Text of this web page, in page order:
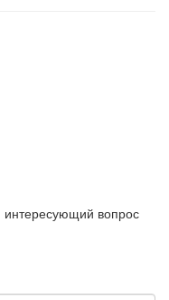
вопрос